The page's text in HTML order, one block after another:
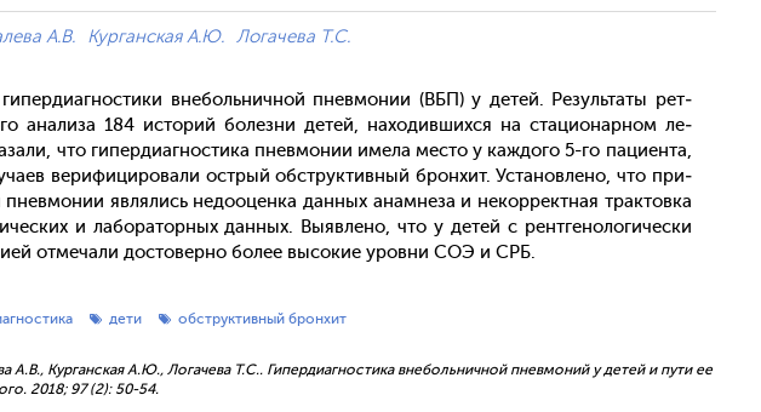
А.В. Курганская А.Ю. Логачева Т.С.
вне­боль­нич­ной пнев­мо­нии (ВБП) у де­тей. Ре­зуль­та­ты рет­
ана­лиза 184 ис­то­рий бо­лез­ни де­тей, на­ходив­шихся на ста­ци­онар­ном ле­
что ги­пер­ди­аг­ности­ка пнев­мо­нии име­ла мес­то у каж­до­го 5-го па­ци­ен­та,
ве­рифи­циро­вали ос­трый обс­трук­тивный брон­хит. Ус­та­нов­ле­но, что при­
яв­ля­лись не­до­оцен­ка дан­ных анам­не­за и не­кор­рек­тная трак­товка
и ла­бора­тор­ных дан­ных. Вы­яв­ле­но, что у де­тей с рен­тге­ноло­гичес­ки
от­ме­чали дос­то­вер­но бо­лее вы­сокие уров­ни СОЭ и СРБ.
дети обструктивный бронхит
А.В., Курганская А.Ю., Логачева Т.С.. Гипердиагностика внебольничной пневмоний у детей и пути ее
2018; 97 (2): 50-54.